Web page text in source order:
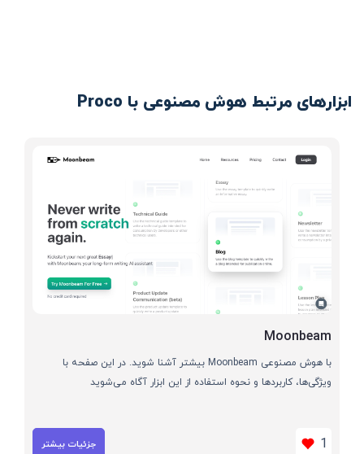
ابزارهای مرتبط هوش مصنوعی با Proco
Moonbeam
با هوش مصنوعی Moonbeam بیشتر آشنا شوید. در این صفحه با
ویژگی‌ها، کاربردها و نحوه استفاده از این ابزار آگاه می‌شوید
1 جزئیات بیشتر